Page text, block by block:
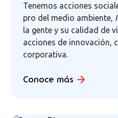
Tenemos acciones
pro del medio ambiente,
la gente y su calidad de
acciones de innovación,
corporativa.
Conoce más